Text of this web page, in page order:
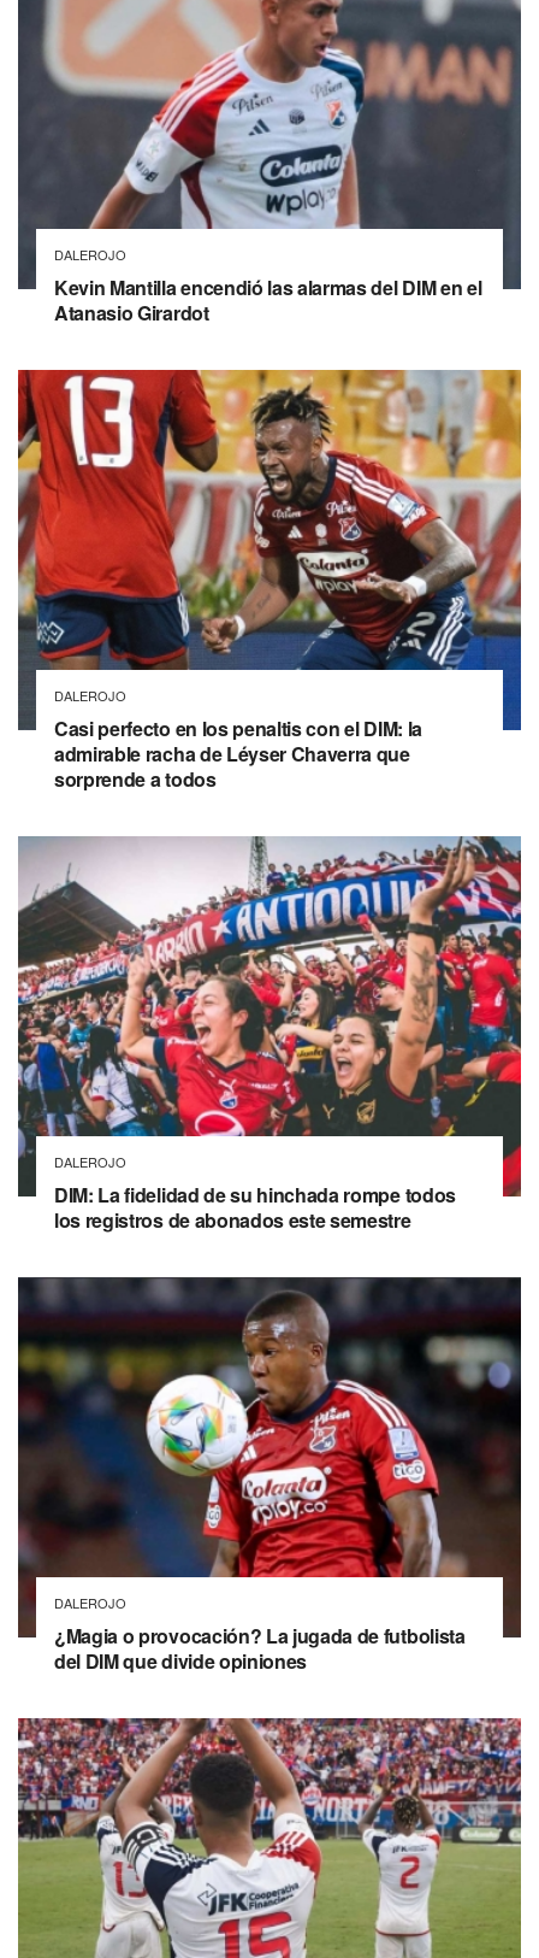
DALEROJO
Kevin Mantilla encendió las alarmas del DIM en el
Atanasio Girardot
DALEROJO
Casi perfecto en los penaltis con el DIM: la
admirable racha de Léyser Chaverra que
sorprende a todos
DALEROJO
DIM: La fidelidad de su hinchada rompe todos
los registros de abonados este semestre
DALEROJO
¿Magia o provocación? La jugada de futbolista
del DIM que divide opiniones